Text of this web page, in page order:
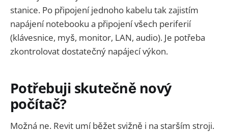
stanice. Po připojení jednoho kabelu tak zajistím
napájení notebooku a připojení všech periferií
(klávesnice, myš, monitor, LAN, audio). Je potřeba
zkontrolovat dostatečný napájecí výkon.
Potřebuji skutečně nový
počítač?
Možná ne. Revit umí běžet svižně i na starším stroji.